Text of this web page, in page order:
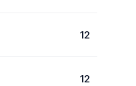
12
12